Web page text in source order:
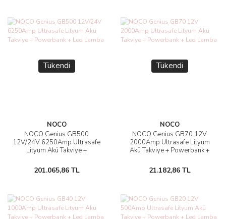
Tükendi
NOCO
NOCO Genius GB500
12V/24V 6250Amp Ultrasafe
Lityum Akü Takviye +
201.065,86 TL
Tükendi
NOCO
NOCO Genius GB70 12V
2000Amp Ultrasafe Lityum
Akü Takviye + Powerbank +
21.182,86 TL